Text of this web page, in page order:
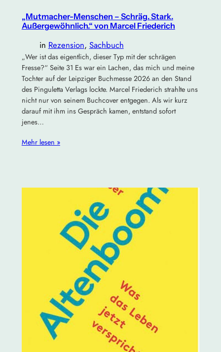
„Mutmacher-Menschen – Schräg. Stark.
Außergewöhnlich.“ von Marcel Friederich
in Rezension, Sachbuch
„Wer ist das eigentlich, dieser Typ mit der schrägen
Fresse?“ Seite 31 Es war ein Lachen, das mich und meine
Tochter auf der Leipziger Buchmesse 2026 an den Stand
des Pinguletta Verlags lockte. Marcel Friederich strahlte uns
nicht nur von seinem Buchcover entgegen. Als wir kurz
darauf mit ihm ins Gespräch kamen, entstand sofort
jenes…
Mehr lesen »